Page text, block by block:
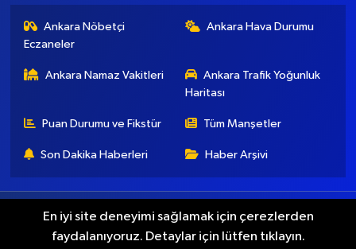
Ankara Nöbetçi
Eczaneler
Ankara Hava Durumu
Ankara Namaz Vakitleri
Ankara Trafik Yoğunluk
Haritası
Puan Durumu ve Fikstür Tüm Manşetler
Son Dakika Haberleri Haber Arşivi
Künye İletişim Gizlilik Koşulları
En iyi site deneyimi sağlamak için çerezlerden
faydalanıyoruz. Detaylar için lütfen tıklayın.